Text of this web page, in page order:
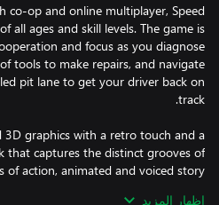
co-op and online multiplayer, Speed
all ages and skill levels. The game is
and focus as you diagnose
tools to make repairs, and navigate
pit lane to get your driver back on
3D graphics with a retro touch and a
that captures the distinct grooves of
of action, animated and voiced story
إظهار المزيد